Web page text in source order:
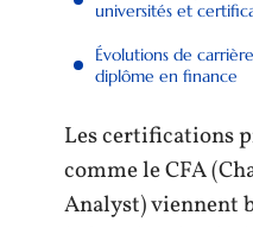
universités et
Évolutions de
diplôme en finance
Les certifications
comme le CFA
Analyst) viennent